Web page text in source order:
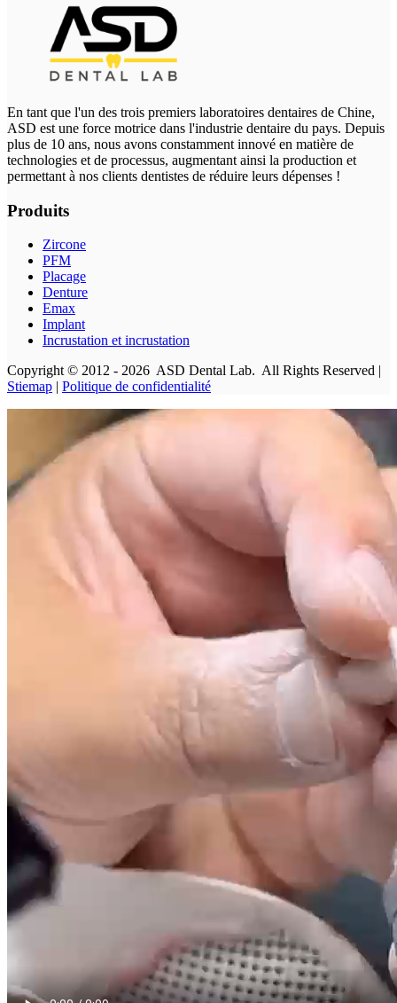
En tant que l'un des trois premiers laboratoires dentaires de Chine,
ASD est une force motrice dans l'industrie dentaire du pays. Depuis
plus de 10 ans, nous avons constamment innové en matière de
technologies et de processus, augmentant ainsi la production et
permettant à nos clients dentistes de réduire leurs dépenses !
Produits
Zircone
PFM
Placage
Denture
Emax
Implant
Incrustation et incrustation
Copyright © 2012 - 2026 ASD Dental Lab. All Rights Reserved |
Stiemap | Politique de confidentialité